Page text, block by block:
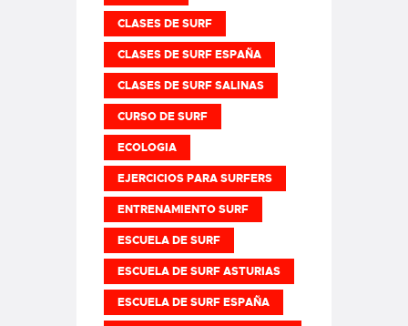
CLASES DE SURF
CLASES DE SURF ESPAÑA
CLASES DE SURF SALINAS
CURSO DE SURF
ECOLOGIA
EJERCICIOS PARA SURFERS
ENTRENAMIENTO SURF
ESCUELA DE SURF
ESCUELA DE SURF ASTURIAS
ESCUELA DE SURF ESPAÑA